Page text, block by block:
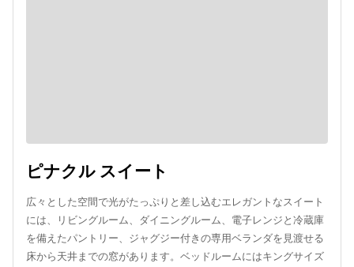
ピナクル スイート
広々とした空間で光がたっぷりと差し込むエレガントなスイート
には、リビングルーム、ダイニングルーム、電子レンジと冷蔵庫
を備えたパントリー、ジャグジー付きの専用ベランダを見渡せる
床から天井までの窓があります。ベッドルームにはキングサイズ